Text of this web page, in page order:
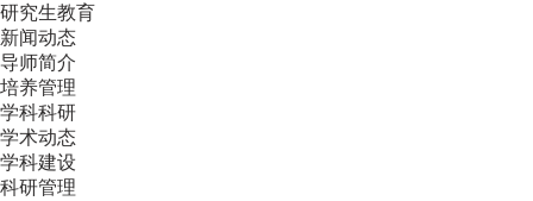
研究生教育
新闻动态
导师简介
培养管理
学科科研
学术动态
学科建设
科研管理